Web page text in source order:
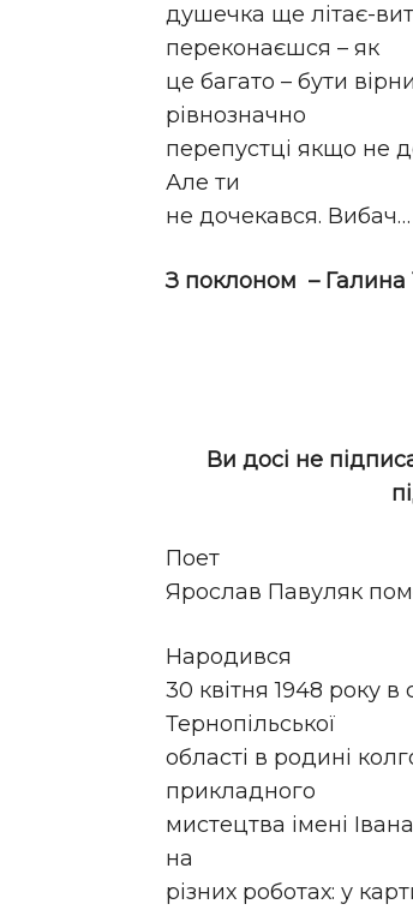
душечка ще літає-
переконаєшся – як
це багато – бути
рівнозначно
перепустці якщо не
Але ти
не дочекався.
З поклоном –
Ви досі не
Поет
Ярослав Павуляк
Народився
30 квітня 1948 року в
Тернопільської
області в родині
прикладного
мистецтва імені
на
різних роботах: у